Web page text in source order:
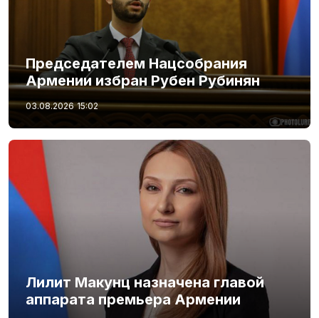
Председателем Нацсобрания
Армении избран Рубен Рубинян
03.08.2026 15:02
Лилит Макунц назначена главой
аппарата премьера Армении